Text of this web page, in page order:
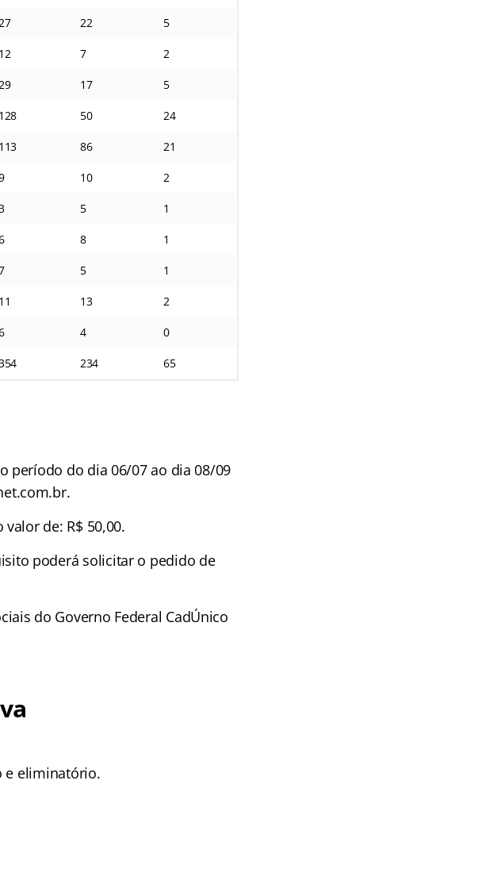
22 5
12 7 2
17 5
128 50 24
113 86 21
10 2
5 1
8 1
5 1
11 13 2
4 0
234 65
período do dia 06/07 ao dia 08/09
de: R$ 50,00.
poderá solicitar o pedido de
do Governo Federal CadÚnico
e eliminatório.